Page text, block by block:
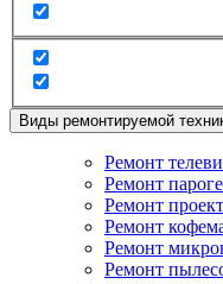
Виды ремонтируемой
Ремонт
Ремонт
Ремонт
Ремонт
Ремонт
Ремонт